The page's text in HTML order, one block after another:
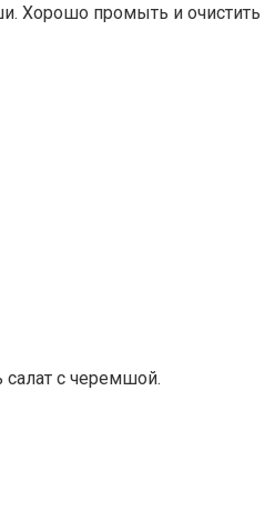
промыть и очистить
салат с черемшой.